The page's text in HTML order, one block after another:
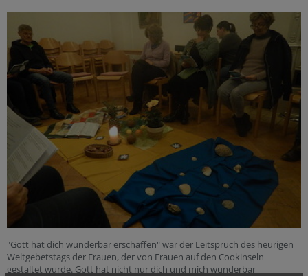
"Gott hat dich wunderbar erschaffen" war der Leitspruch des heurigen
Weltgebetstags der Frauen, der von Frauen auf den Cookinseln
gestaltet wurde. Gott hat nicht nur dich und mich wunderbar